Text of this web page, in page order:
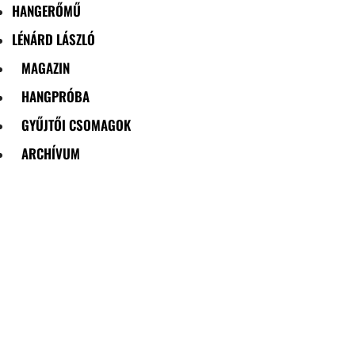
HANGERŐMŰ
LÉNÁRD LÁSZLÓ
MAGAZIN
HANGPRÓBA
GYŰJTŐI CSOMAGOK
ARCHÍVUM